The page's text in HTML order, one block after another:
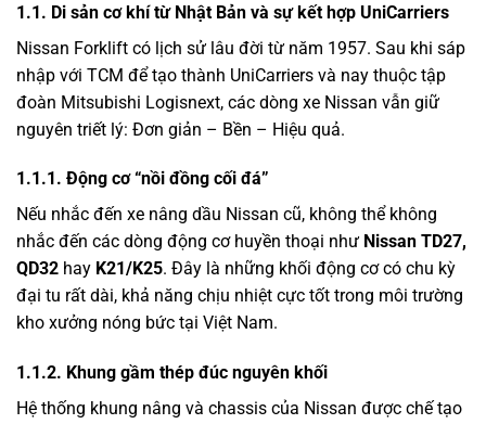
1.1. Di sản cơ khí từ Nhật Bản và sự kết hợp UniCarriers
Nissan Forklift có lịch sử lâu đời từ năm 1957. Sau khi sáp
nhập với TCM để tạo thành UniCarriers và nay thuộc tập
đoàn Mitsubishi Logisnext, các dòng xe Nissan vẫn giữ
nguyên triết lý: Đơn giản – Bền – Hiệu quả.
1.1.1. Động cơ “nồi đồng cối đá”
Nếu nhắc đến xe nâng dầu Nissan cũ, không thể không
nhắc đến các dòng động cơ huyền thoại như Nissan TD27,
QD32 hay K21/K25. Đây là những khối động cơ có chu kỳ
đại tu rất dài, khả năng chịu nhiệt cực tốt trong môi trường
kho xưởng nóng bức tại Việt Nam.
1.1.2. Khung gầm thép đúc nguyên khối
Hệ thống khung nâng và chassis của Nissan được chế tạo